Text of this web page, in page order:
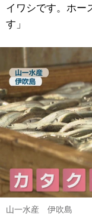
イワシです。ホー
す」
山一水産 伊吹島